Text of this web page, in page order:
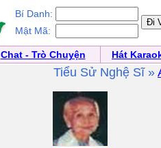
Bí Danh:
Mật Mã:
Chat - Trò Chuyện
Hát
Tiểu Sử Nghệ Sĩ »